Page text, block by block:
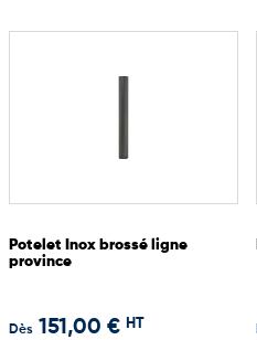
Potelet Inox brossé ligne
province
Dès 151,00 € HT